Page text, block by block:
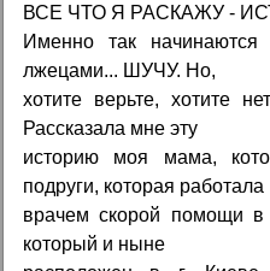
ВСЕ ЧТО Я РАСКАЖУ -
Именно так
лжецами... ШУЧУ. Но,
хотите верьте, хотите
Рассказала мне эту
историю моя мама,
подруги, которая работала
врачем скорой помощи
который и ныне